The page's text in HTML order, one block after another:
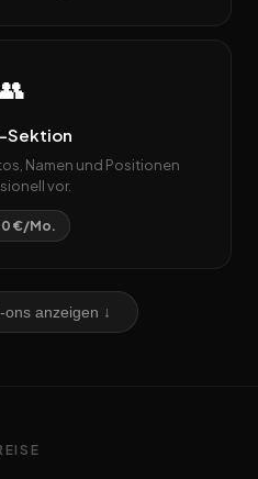
👥
Sektion
Namen und Positionen
vor.
€/Mo.
anzeigen ↓